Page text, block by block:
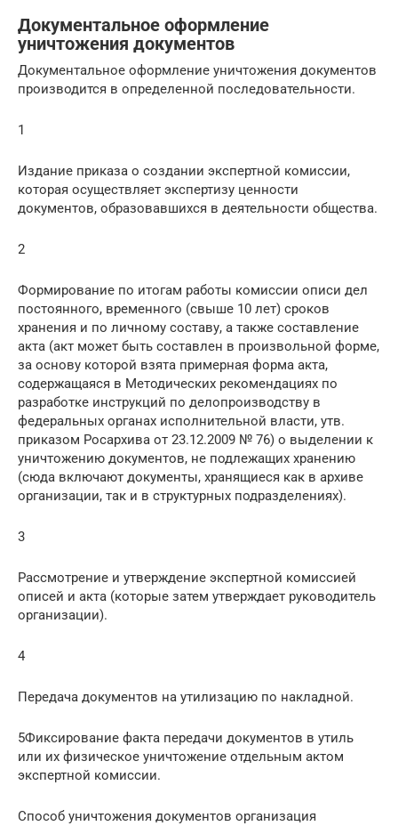
Документальное оформление
уничтожения документов
Документальное оформление уничтожения документов
производится в определенной последовательности.
1
Издание приказа о создании экспертной комиссии,
которая осуществляет экспертизу ценности
документов, образовавшихся в деятельности общества.
2
Формирование по итогам работы комиссии описи дел
постоянного, временного (свыше 10 лет) сроков
хранения и по личному составу, а также составление
акта (акт может быть составлен в произвольной форме,
за основу которой взята примерная форма акта,
содержащаяся в Методических рекомендациях по
разработке инструкций по делопроизводству в
федеральных органах исполнительной власти, утв.
приказом Росархива от 23.12.2009 № 76) о выделении к
уничтожению документов, не подлежащих хранению
(сюда включают документы, хранящиеся как в архиве
организации, так и в структурных подразделениях).
3
Рассмотрение и утверждение экспертной комиссией
описей и акта (которые затем утверждает руководитель
организации).
4
Передача документов на утилизацию по накладной.
5Фиксирование факта передачи документов в утиль
или их физическое уничтожение отдельным актом
экспертной комиссии.
Способ уничтожения документов организация